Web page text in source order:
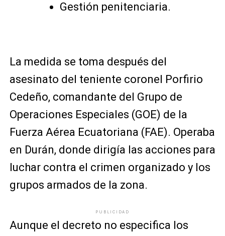
Gestión penitenciaria.
La medida se toma después del
asesinato del teniente coronel Porfirio
Cedeño, comandante del Grupo de
Operaciones Especiales (GOE) de la
Fuerza Aérea Ecuatoriana (FAE). Operaba
en Durán, donde dirigía las acciones para
luchar contra el crimen organizado y los
grupos armados de la zona.
PUBLICIDAD
Aunque el decreto no especifica los